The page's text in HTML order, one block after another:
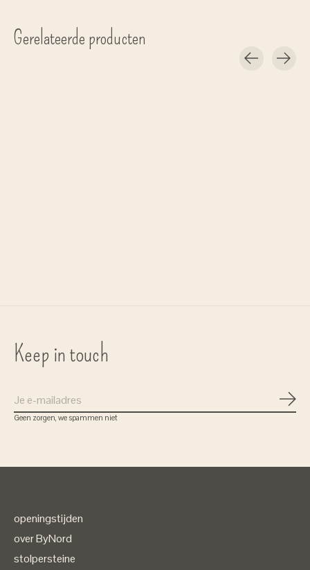
Gerelateerde producten
Keep in touch
Geen zorgen, we spammen niet
openingstijden
over ByNord
stolpersteine